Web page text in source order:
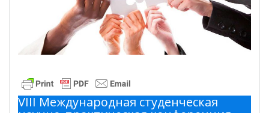
VIII Международная студенческая